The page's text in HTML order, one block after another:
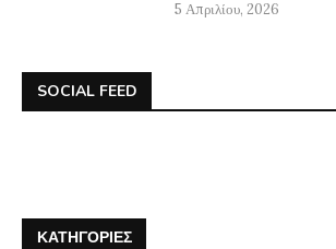
5 Απριλίου, 2026
SOCIAL FEED
ΚΑΤΗΓΟΡΊΕΣ